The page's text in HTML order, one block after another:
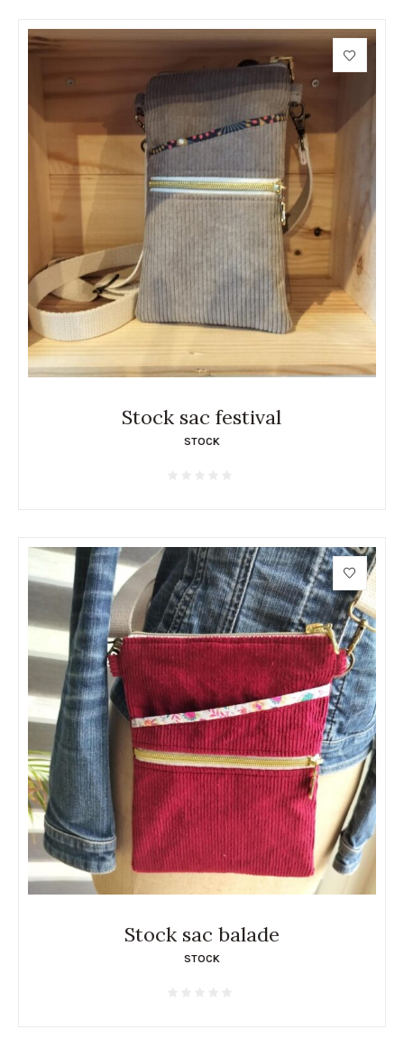
Stock sac festival
STOCK
Stock sac balade
STOCK